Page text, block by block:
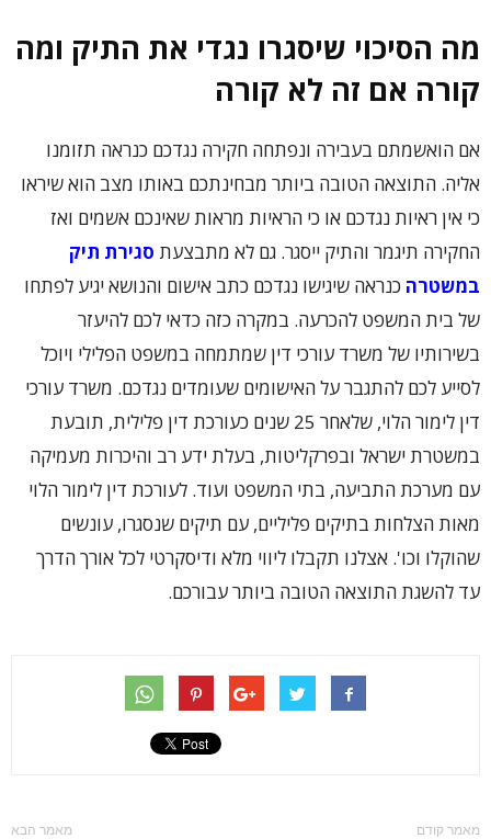
מה הסיכוי שיסגרו נגדי את התיק ומה
קורה אם זה לא קורה
אם הואשמתם בעבירה ונפתחה חקירה נגדכם כנראה תזומנו
אליה. התוצאה הטובה ביותר מבחינתכם באותו מצב הוא שיראו
כי אין ראיות נגדכם או כי הראיות מראות שאינכם אשמים ואז
החקירה תיגמר והתיק ייסגר. גם לא מתבצעת סגירת תיק
במשטרה כנראה שיגישו נגדכם כתב אישום והנושא יגיע לפתחו
של בית המשפט להכרעה. במקרה כזה כדאי לכם להיעזר
בשירותיו של משרד עורכי דין שמתמחה במשפט הפלילי ויוכל
לסייע לכם להתגבר על האישומים שעומדים נגדכם. משרד עורכי
דין לימור הלוי, שלאחר 25 שנים כעורכת דין פלילית, תובעת
במשטרת ישראל ובפרקליטות, בעלת ידע רב והיכרות מעמיקה
עם מערכת התביעה, בתי המשפט ועוד. לעורכת דין לימור הלוי
מאות הצלחות בתיקים פליליים, עם תיקים שנסגרו, עונשים
שהוקלו וכו'. אצלנו תקבלו ליווי מלא ודיסקרטי לכל אורך הדרך
עד להשגת התוצאה הטובה ביותר עבורכם.
מאמר קודם מאמר הבא